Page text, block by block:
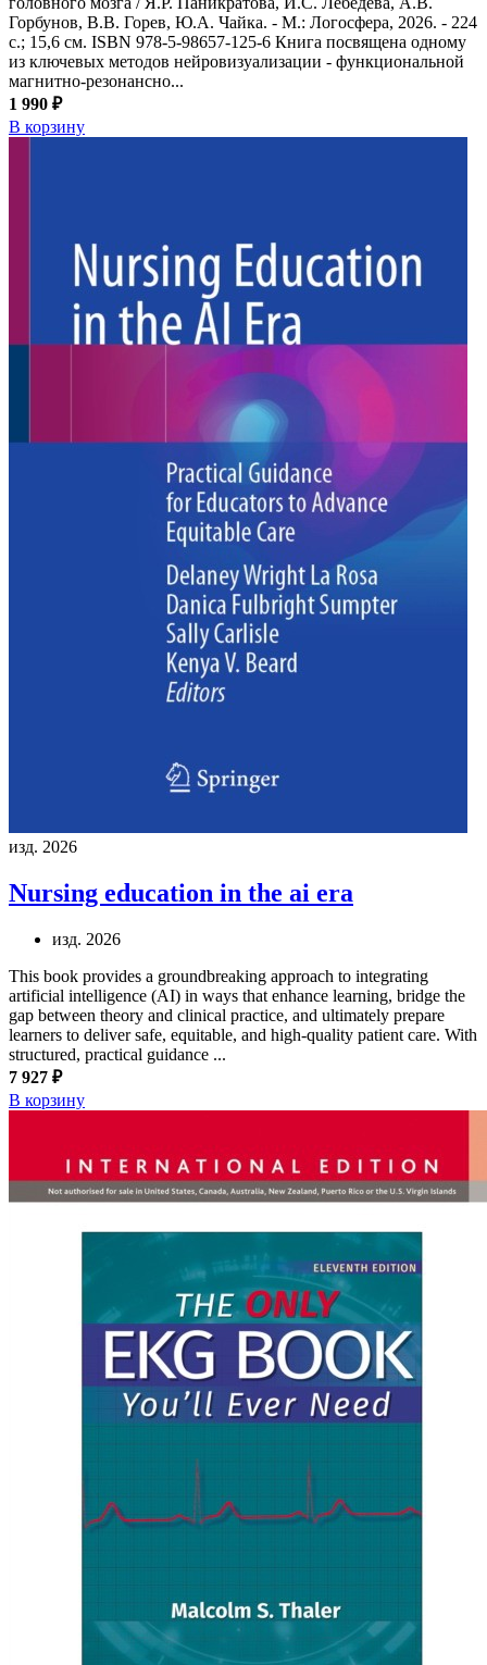
Горбунов, В.В. Горев, Ю.А. Чайка. - М.: Логосфера, 2026. - 224
с.; 15,6 см. ISBN 978-5-98657-125-6 Книга посвящена одному
из ключевых методов нейровизуализации - функциональной
магнитно-резонансно...
1 990 ₽
В корзину
изд. 2026
Nursing education in the ai era
изд. 2026
This book provides a groundbreaking approach to integrating
artificial intelligence (AI) in ways that enhance learning, bridge the
gap between theory and clinical practice, and ultimately prepare
learners to deliver safe, equitable, and high-quality patient care. With
structured, practical guidance ...
7 927 ₽
В корзину